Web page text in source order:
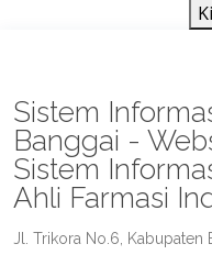
Sistem
Banggai -
Sistem
Ahli Farmasi
Jl. Trikora No.6, Kabupaten